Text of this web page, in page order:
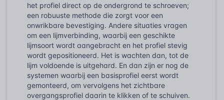
het profiel direct op de ondergrond te schroeven;
een robuuste methode die zorgt voor een
onwrikbare bevestiging. Andere situaties vragen
om een lijmverbinding, waarbij een geschikte
lijmsoort wordt aangebracht en het profiel stevig
wordt gepositioneerd. Het is wachten dan, tot de
lijm voldoende is uitgehard. En dan zijn er nog de
systemen waarbij een basisprofiel eerst wordt
gemonteerd, om vervolgens het zichtbare
overgangsprofiel daarin te klikken of te schuiven.